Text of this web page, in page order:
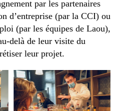
par les partenaires
d’entreprise (par la CCI) ou
(par les équipes de Laou),
delà de leur visite du
leur projet.